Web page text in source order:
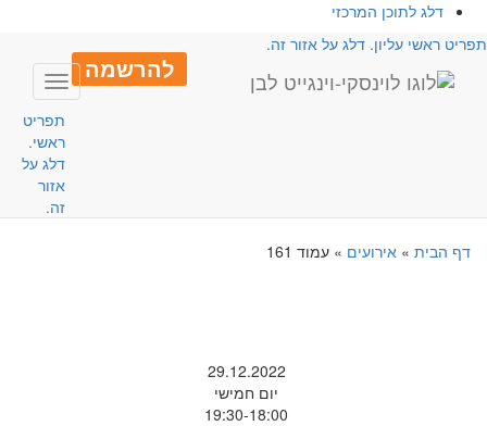
דלג לתוכן המרכזי
ראשי עליון. דלג על אזור זה.
להרשמה
Toggle
תפריט
ראשי.
דלג על
אזור
זה.
דף הבית» אירועים» עמוד 161
29.12.2022
יום חמישי
19:30-18:00